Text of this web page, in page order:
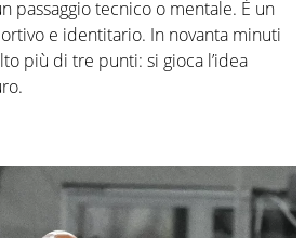
passaggio tecnico o mentale. È un
e identitario. In novanta minuti
più di tre punti: si gioca l’idea